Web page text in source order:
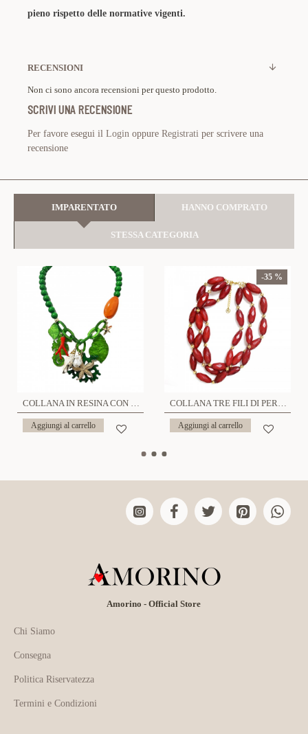
pieno rispetto delle normative vigenti.
RECENSIONI
Non ci sono ancora recensioni per questo prodotto.
SCRIVI UNA RECENSIONE
Per favore esegui il Login oppure Registrati per scrivere una
recensione
IMPARENTATO HANNO COMPRATO
STESSA CATEGORIA
COLLANA IN RESINA CON CHARMS MARE - FT23160E784
Aggiungi al carrello
-35 %
COLLANA TRE FILI DI PERLINE IN PLASTICA - YNK241504B726
Aggiungi al carrello
Amorino - Official Store
Chi Siamo
Consegna
Politica Riservatezza
Termini e Condizioni